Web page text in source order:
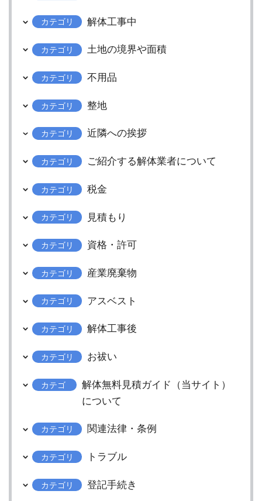
カテゴリ 解体工事中
カテゴリ 土地の境界や面積
カテゴリ 不用品
カテゴリ 整地
カテゴリ 近隣への挨拶
カテゴリ ご紹介する解体業者について
カテゴリ 税金
カテゴリ 見積もり
カテゴリ 資格・許可
カテゴリ 産業廃棄物
カテゴリ アスベスト
カテゴリ 解体工事後
カテゴリ お祓い
カテゴ
解体無料見積ガイド（当サイト）
について
カテゴリ 関連法律・条例
カテゴリ トラブル
カテゴリ 登記手続き